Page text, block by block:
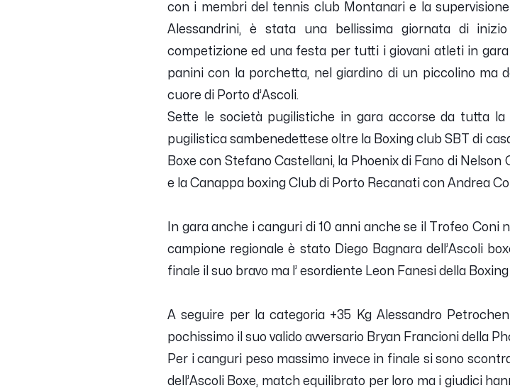
con i membri del tennis club Montanari e la
Alessandrini, è stata una bellissima giornata di
competizione ed una festa per tutti i giovani atleti in
panini con la porchetta, nel giardino di un piccolino ma
cuore di Porto d’Ascoli.
Sette le società pugilistiche in gara accorse da tutta la
pugilistica sambenedettese oltre la Boxing club SBT di
Boxe con Stefano Castellani, la Phoenix di Fano di
e la Canappa boxing Club di Porto Recanati con Andrea
In gara anche i canguri di 10 anni anche se il Trofeo
campione regionale è stato Diego Bagnara dell’Ascoli
finale il suo bravo ma l’ esordiente Leon Fanesi della
A seguire per la categoria +35 Kg Alessandro
pochissimo il suo valido avversario Bryan Francioni della
Per i canguri peso massimo invece in finale si sono
dell’Ascoli Boxe, match equilibrato per loro ma i giudici